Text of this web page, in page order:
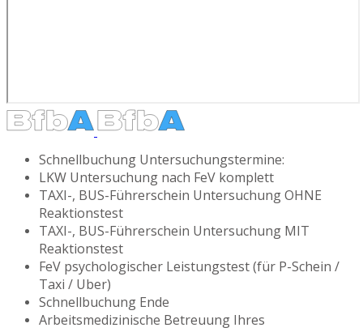
Schnellbuchung Untersuchungstermine:
LKW Untersuchung nach FeV komplett
TAXI-, BUS-Führerschein Untersuchung OHNE
Reaktionstest
TAXI-, BUS-Führerschein Untersuchung MIT
Reaktionstest
FeV psychologischer Leistungstest (für P-Schein /
Taxi / Uber)
Schnellbuchung Ende
Arbeitsmedizinische Betreuung Ihres